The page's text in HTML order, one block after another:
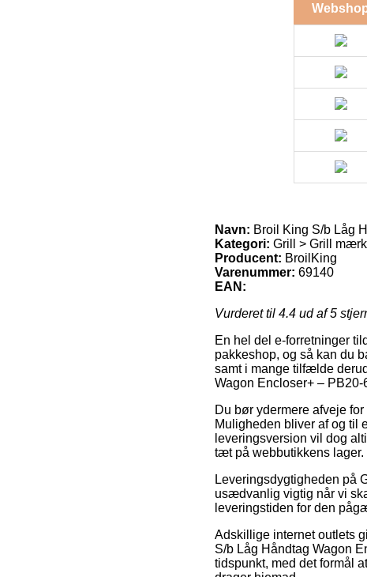
Navn: Broil King S/b Låg
Kategori: Grill > Grill
Producent: BroilKing
Varenummer: 69140
EAN:
Vurderet til 4.4 ud af 5
En hel del e-forretninger
pakkeshop, og så kan du
samt i mange tilfælde
Wagon Encloser+ – PB20-
Du bør ydermere afveje
Muligheden bliver af og til
leveringsversion vil dog
tæt på webbutikkens lager.
Leveringsdygtigheden på
usædvanlig vigtig når vi
leveringstiden for den
Adskillige internet outlets
S/b Låg Håndtag Wagon
tidspunkt, med det formål